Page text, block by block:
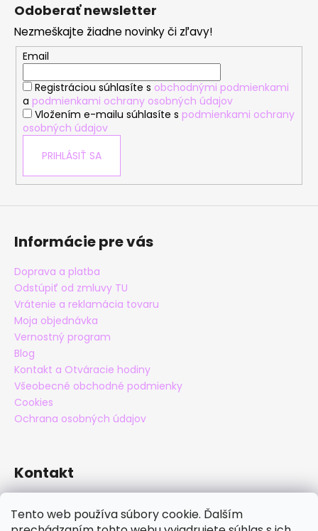
Tento web používa súbory cookie. Ďalším
Odoberať newsletter
Nezmeškajte žiadne novinky či zľavy!
Email
Registráciou súhlasíte s obchodnými podmienkami
a podmienkami ochrany osobných údajov
Vložením e-mailu súhlasíte s podmienkami ochrany
osobných údajov
PRIHLÁSIŤ SA
Informácie pre vás
Doprava a platba
Odstúpiť od zmluvy TU
Vrátenie a reklamácia tovaru
Moja objednávka
Vernostný program
Blog
Kontakt a Otváracie hodiny
Všeobecné obchodné podmienky
Cookies
Ochrana osobných údajov
Kontakt
+421 905 838 706